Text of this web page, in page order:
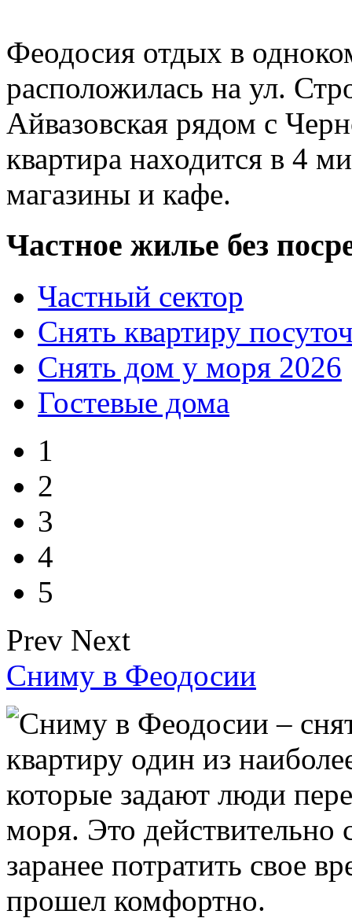
Феодосия отдых в
расположилась на ул.
Айвазовская рядом с
квартира находится в 4
магазины и кафе.
Частное жилье без
Частный сектор
Снять квартиру
Снять дом у моря 2026
Гостевые дома
1
2
3
4
5
Prev Next
Сниму в Феодосии
Сниму в Феодосии –
квартиру один из
которые задают люди
моря. Это действительно
заранее потратить свое
прошел комфортно.